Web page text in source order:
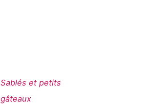
Sablés et petits
gâteaux